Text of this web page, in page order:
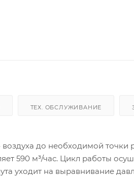
ТЕХ. ОБСЛУЖИВАНИЕ
до необходимой точки
590 м³/час. Цикл работы
уходит на выравнивание